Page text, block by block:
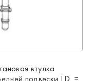
втулка
подвески I.D. =